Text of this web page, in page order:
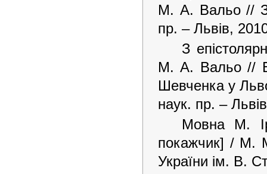
М. А. Вальо //
пр. – Львів,
З
М. А. Вальо //
Шевченка у
наук. пр. –
Мовна М.
покажчик] / М.
України ім. В.